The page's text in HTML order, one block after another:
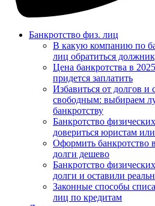
Банкротство физ. лиц
В какую компанию по
лиц обратиться
Цена банкротства в
придется заплатить
Избавиться от долгов и
свободным: выбираем
банкротству
Банкротство
довериться юристам
Оформить банкротство
долги дешево
Банкротство
долги и оставили
Законные способы
лиц по кредитам